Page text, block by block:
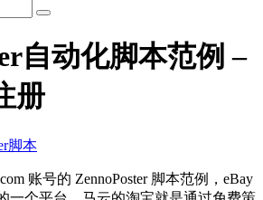
自动化脚本范例 –
册
脚本
账号的 ZennoPoster 脚本范例，eBay